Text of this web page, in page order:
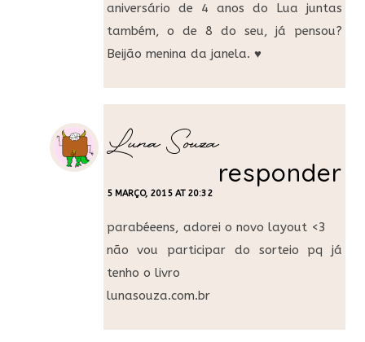
aniversário de 4 anos do Lua juntas
também, o de 8 do seu, já pensou?
Beijão menina da janela. ♥
Luna Souza
5 MARÇO, 2015 AT 20:32
responder
parabéeens, adorei o novo layout <3
não vou participar do sorteio pq já
tenho o livro
lunasouza.com.br